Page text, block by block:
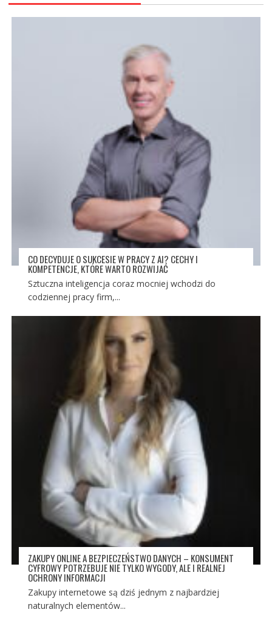
CO DECYDUJE O SUKCESIE W PRACY Z AI? CECHY I
KOMPETENCJE, KTÓRE WARTO ROZWIJAĆ
Sztuczna inteligencja coraz mocniej wchodzi do
codziennej pracy firm,...
ZAKUPY ONLINE A BEZPIECZEŃSTWO DANYCH – KONSUMENT
CYFROWY POTRZEBUJE NIE TYLKO WYGODY, ALE I REALNEJ
OCHRONY INFORMACJI
Zakupy internetowe są dziś jednym z najbardziej
naturalnych elementów...